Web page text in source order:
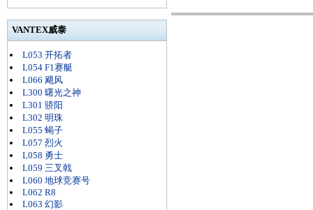
VANTEX威泰
L053 开拓者
L054 F1赛艇
L066 飓风
L300 曙光之神
L301 骄阳
L302 明珠
L055 蝎子
L057 烈火
L058 勇士
L059 三叉戟
L060 地球竞赛号
L062 R8
L063 幻影